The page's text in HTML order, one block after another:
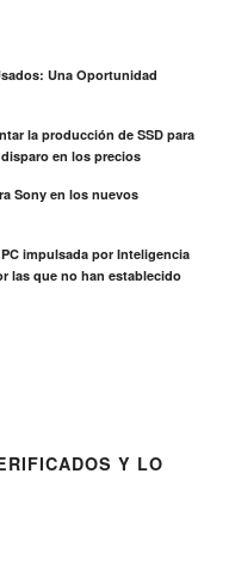
Una Oportunidad
la producción de SSD para
en los precios
Sony en los nuevos
impulsada por Inteligencia
las que no han establecido
Y LO